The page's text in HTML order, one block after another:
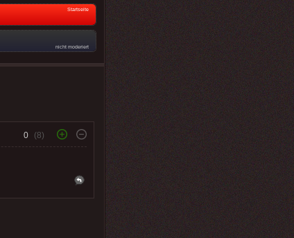
Startseite
nicht moderiert
0 (8)